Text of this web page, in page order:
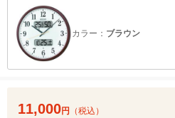
カラー： ブラウン
11,000円 （税込）